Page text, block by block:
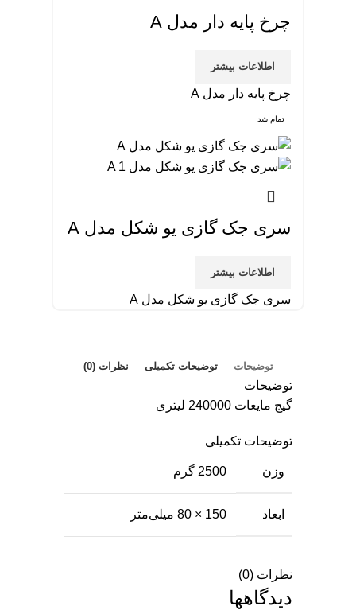
چرخ پایه دار مدل A
اطلاعات بیشتر
چرخ پایه دار مدل A
تمام شد
سری جک گازی یو شکل مدل A
اطلاعات بیشتر
سری جک گازی یو شکل مدل A
توضیحات توضیحات تکمیلی نظرات (0)
توضیحات
گیج مایعات 240000 لیتری
توضیحات تکمیلی
وزن 2500 گرم
ابعاد 150 × 80 میلی‌متر
نظرات (0)
دیدگاهها